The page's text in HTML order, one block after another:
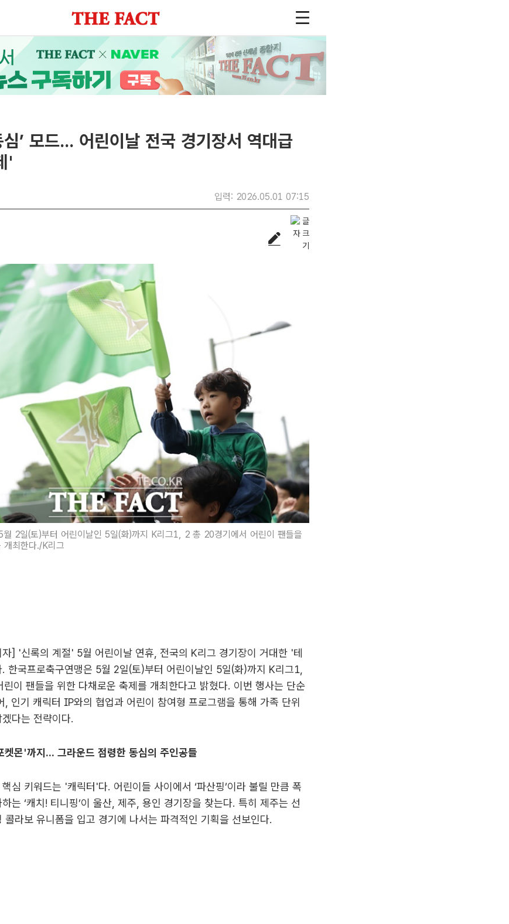
심’ 모드... 어린이날 전국 경기장서 역대급
'
입력: 2026.05.01 07:15
월 2일(토)부터 어린이날인 5일(화)까지 K리그1, 2 총 20경기에서 어린이 팬들을
개최한다./K리그
] '신록의 계절' 5월 어린이날 연휴, 전국의 K리그 경기장이 거대한 '테
한국프로축구연맹은 5월 2일(토)부터 어린이날인 5일(화)까지 K리그1,
이 팬들을 위한 다채로운 축제를 개최한다고 밝혔다. 이번 행사는 단순
, 인기 캐릭터 IP와의 협업과 어린이 참여형 프로그램을 통해 가족 단위
다는 전략이다.
몬'까지... 그라운드 점령한 동심의 주인공들
심 키워드는 '캐릭터'다. 어린이들 사이에서 ‘파산핑’이라 불릴 만큼 폭
는 ‘캐치! 티니핑’이 울산, 제주, 용인 경기장을 찾는다. 특히 제주는 선
콜라보 유니폼을 입고 경기에 나서는 파격적인 기획을 선보인다.